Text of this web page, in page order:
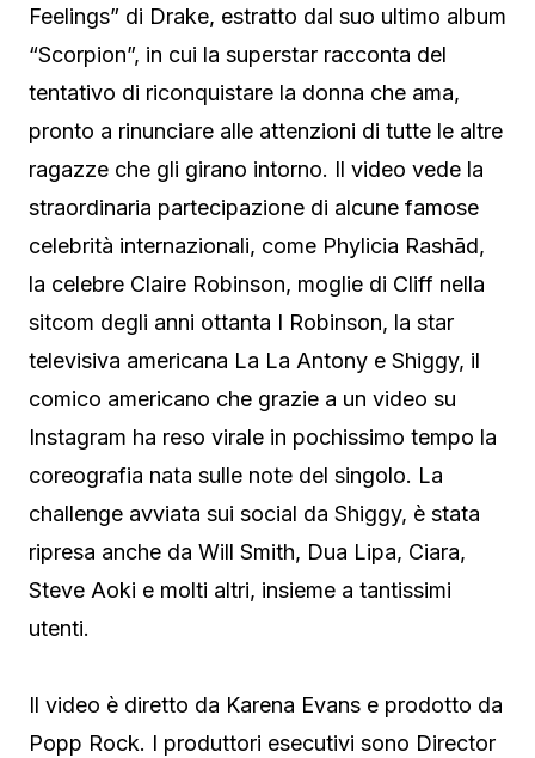
Feelings” di Drake, estratto dal suo ultimo album
“Scorpion”, in cui la superstar racconta del
tentativo di riconquistare la donna che ama,
pronto a rinunciare alle attenzioni di tutte le altre
ragazze che gli girano intorno. Il video vede la
straordinaria partecipazione di alcune famose
celebrità internazionali, come Phylicia Rashād,
la celebre Claire Robinson, moglie di Cliff nella
sitcom degli anni ottanta I Robinson, la star
televisiva americana La La Antony e Shiggy, il
comico americano che grazie a un video su
Instagram ha reso virale in pochissimo tempo la
coreografia nata sulle note del singolo. La
challenge avviata sui social da Shiggy, è stata
ripresa anche da Will Smith, Dua Lipa, Ciara,
Steve Aoki e molti altri, insieme a tantissimi
utenti.
Il video è diretto da Karena Evans e prodotto da
Popp Rock. I produttori esecutivi sono Director